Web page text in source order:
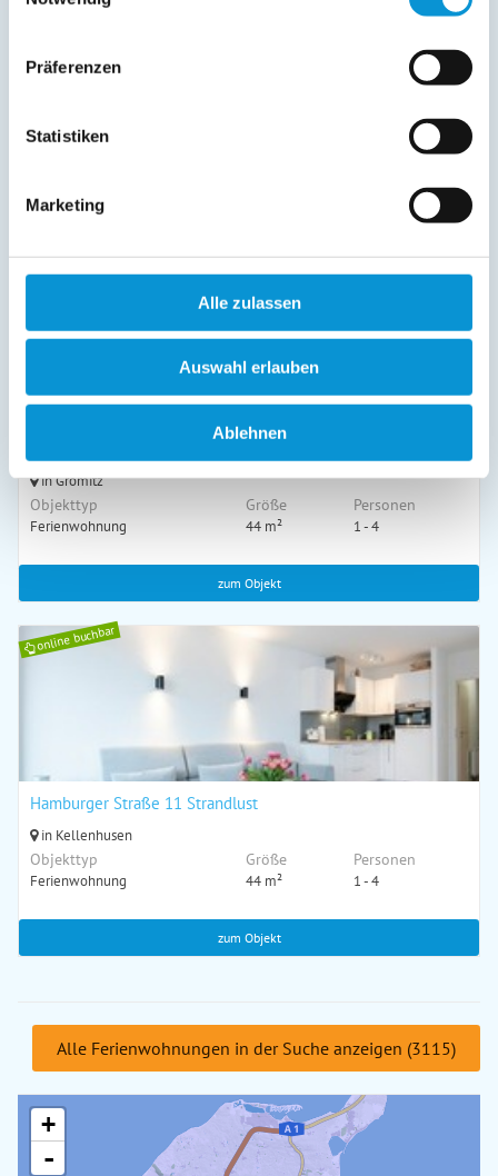
Präferenzen
Statistiken
Marketing
Alle zulassen
Auswahl erlauben
Ablehnen
in Grömitz
Personen
online buchbar
in Grömitz
Objekttyp
Ferienwohnung
Größe
44 m²
Personen
1 - 4
zum Objekt
online buchbar
Hamburger Straße 11 Strandlust
in Kellenhusen
Objekttyp
Ferienwohnung
Größe
44 m²
Personen
1 - 4
zum Objekt
Alle Ferienwohnungen in der Suche anzeigen (3115)
+
-